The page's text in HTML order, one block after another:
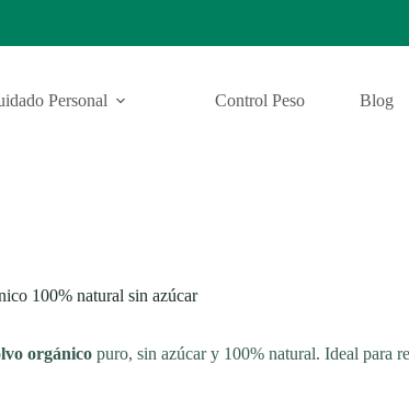
Personal Control Peso Blog
100% natural sin azúcar
orgánicopuro, sin azúcar y 100% natural. Ideal para